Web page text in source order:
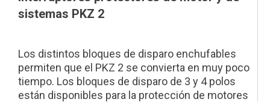
sistemas PKZ 2
Los distintos bloques de disparo enchufables
permiten que el PKZ 2 se convierta en muy poco
tiempo. Los bloques de disparo de 3 y 4 polos
están disponibles para la protección de motores